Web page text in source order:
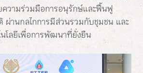
วามร่วมมือการอนุรักษ์และฟื้นฟู
ผ่านกลไกการมีส่วนรวมกับชุมชน และ
นโลยีเพื่อการพัฒนาที่ยั่งยืน